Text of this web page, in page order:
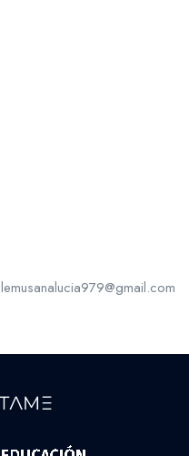
lemusanalucia979@gmail.com